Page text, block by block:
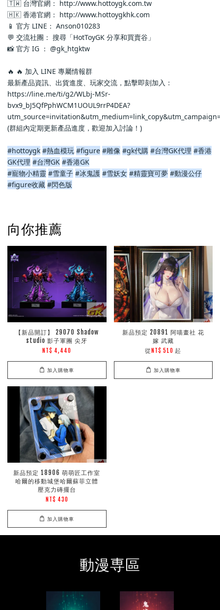
🇹🇼 台灣官網： http://www.hottoygk.com.tw
🇭🇰 香港官網： http://www.hottoygkhk.com
📱 官方 LINE： Anson010283
💬 交流社團： 搜尋「HotToyGK 分享和買賣谷」
📸 官方 IG ： @gk_htgktw
🔥 🔥 加入 LINE 專屬情報群
最新產品資訊、出貨進度、玩家交流，點擊即刻加入：
https://line.me/ti/g2/WLbj-MSr-
bvx9_bJ5QfPphWCM1UOUL9rrP4DEA?
(群組內定期更新產品進度，歡迎加入討論！)
#hottoygk #熱血模玩 #figure #雕像 #gk代購 #台灣GK代理 #香港
GK代理 #台灣GK #香港GK
#寵物小精靈 #雪童子 #冰鬼護 #雪妖女 #精靈寶可夢 #動漫公仔
#figure收藏 #閃色版
向你推薦
【新品開訂】 29070 Shadow
studio 影子軍團 尖牙
NT$ 4,440
加入購物車
新品預定 20891 阿喵畫社 花
嫁 武藏
從 NT$ 510 起
加入購物車
新品預定 18906 萌萌匠工作室
哈爾的移動城堡哈爾蘇菲立體
壓克力磚擺台
NT$ 430
加入購物車
動漫専區